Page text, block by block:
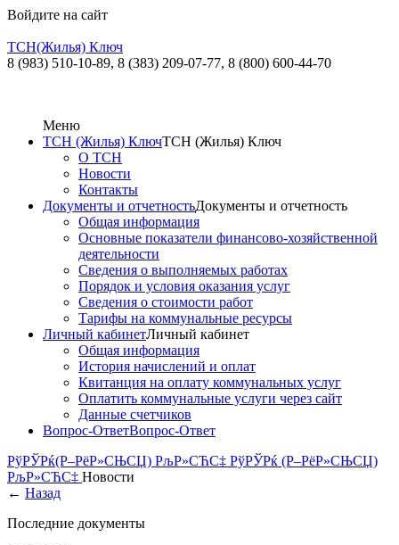
Войдите на сайт
ТСН(Жилья) Ключ
8 (983) 510-10-89, 8 (383) 209-07-77, 8 (800) 600-44-70
Меню
ТСН (Жилья) КлючТСН (Жилья) Ключ
О ТСН
Новости
Контакты
Документы и отчетностьДокументы и отчетность
Общая информация
Основные показатели финансово-хозяйственной
деятельности
Сведения о выполняемых работах
Порядок и условия оказания услуг
Сведения о стоимости работ
Тарифы на коммунальные ресурсы
Личный кабинетЛичный кабинет
Общая информация
История начислений и оплат
Квитанция на оплату коммунальных услуг
Оплатить коммунальные услуги через сайт
Данные счетчиков
Вопрос-ОтветВопрос-Ответ
РўРЎРќ(Р–РёР»СЊСЏ) РљР»СЋС‡ РўРЎРќ (Р–РёР»СЊСЏ)
РљР»СЋС‡ Новости
← Назад
Последние документы